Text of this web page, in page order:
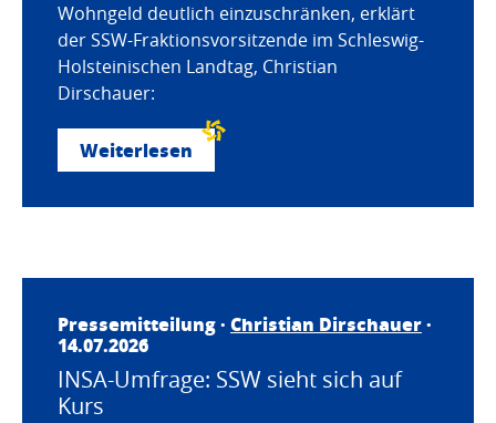
Wohngeld deutlich einzuschränken, erklärt
der SSW-Fraktionsvorsitzende im Schleswig-
Holsteinischen Landtag, Christian
Dirschauer:
Weiterlesen
Pressemitteilung · Christian Dirschauer·
14.07.2026
INSA-Umfrage: SSW sieht sich auf
Kurs